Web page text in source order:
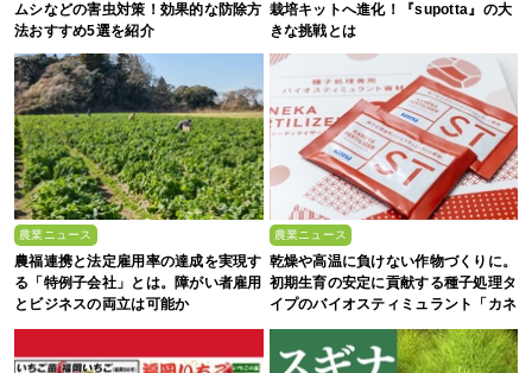
ムシなどの害虫対策！効果的な防除方
法おすすめ5選を紹介
栽培キットへ進化！『supotta』の大
きな挑戦とは
農業ニュース
農福連携と法定雇用率の達成を実現す
る「特例子会社」とは。障がい者雇用
とビジネスの両立は可能か
農業ニュース
乾燥や高温に負けない作物づくりに。
初期生育の安定に貢献する種子処理タ
イプのバイオスティミュラント「カネ